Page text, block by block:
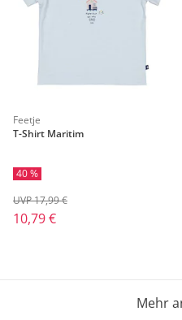
Feetje
T-Shirt Maritim
40 %
10,79 €
UVP 17,99 €
Mehr